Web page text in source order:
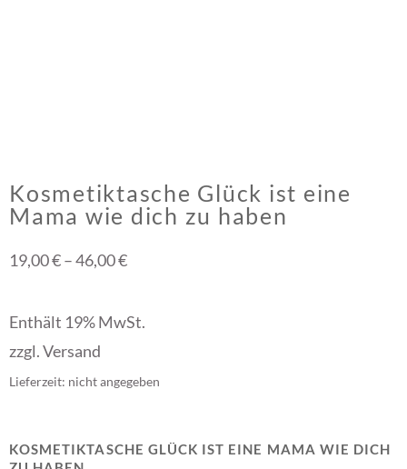
Kosmetiktasche Glück ist eine
Mama wie dich zu haben
19,00€–46,00€
Enthält 19% MwSt.
zzgl.Versand
Lieferzeit: nicht angegeben
KOSMETIKTASCHE GLÜCK IST EINE MAMA WIE DICH